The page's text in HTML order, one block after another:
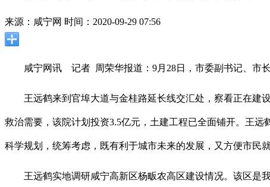
来源：咸宁网 时间：2020-09-29 07:56
咸宁网讯 记者 周荣华报道：9月28日，市委副书记、市长
王远鹤来到官埠大道与金桂路延长线交汇处，察看正在建
救治需要，该院计划投资3.5亿元，土建工程已全面铺开。王
科学规划，统筹考虑，既有利于城市未来的发展，又方便市民就
王远鹤实地调研咸宁高新区杨畈农高区建设情况。该区是